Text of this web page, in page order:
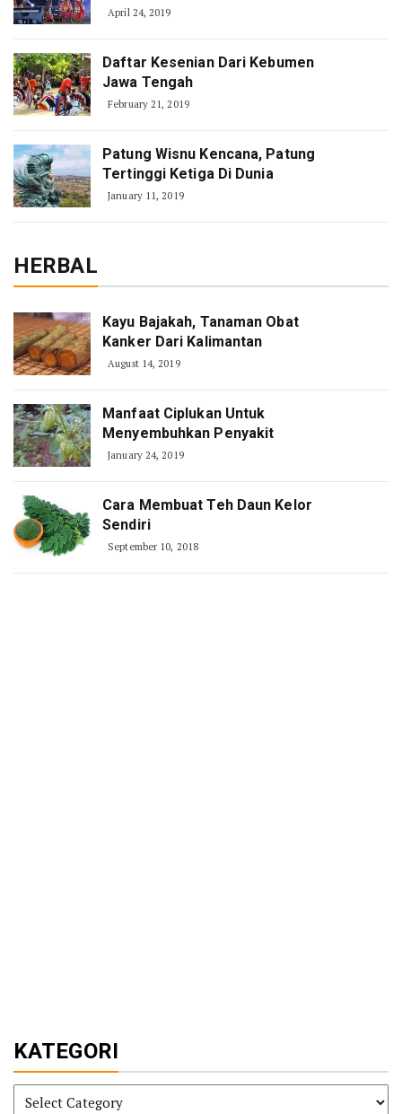
April 24, 2019
Daftar Kesenian Dari Kebumen
Jawa Tengah
February 21, 2019
Patung Wisnu Kencana, Patung
Tertinggi Ketiga Di Dunia
January 11, 2019
HERBAL
Kayu Bajakah, Tanaman Obat
Kanker Dari Kalimantan
August 14, 2019
Manfaat Ciplukan Untuk
Menyembuhkan Penyakit
January 24, 2019
Cara Membuat Teh Daun Kelor
Sendiri
September 10, 2018
KATEGORI
KATEGORI